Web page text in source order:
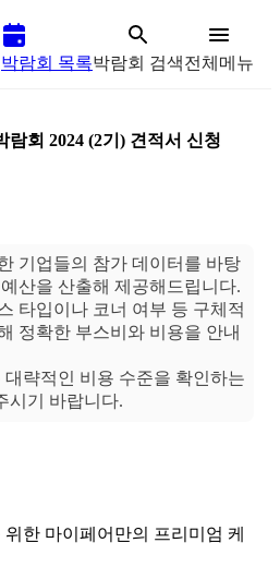
박람회 목록박람회 검색전체메뉴
람회 2024 (2기) 견적서 신청
기업들의 참가 데이터를 바탕
산을 산출해 제공해드립니다.
타입이나 코너 여부 등 구체적
정확한 부스비와 비용을 안내
략적인 비용 수준을 확인하는
한 마이페어만의 프리미엄 케